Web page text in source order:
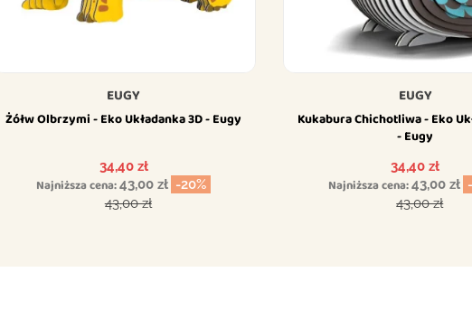
EUGY
Żółw Olbrzymi - Eko Układanka 3D - Eugy
Cena
34,40 zł
Najniższa cena:43,00 zł -20%
Cena podstawowa
43,00 zł
EUGY
Kukabura Chichotliwa - Eko
- Eugy
Cena
34,40 zł
Najniższa cena:43,00 zł
Cena
43,00 zł